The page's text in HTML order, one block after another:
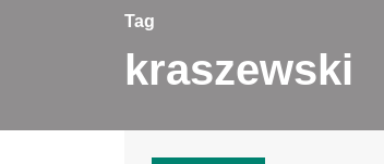
Tag
kraszewski